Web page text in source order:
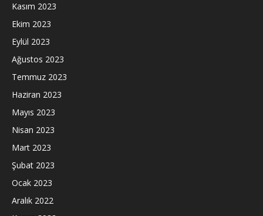
Kasım 2023
Ekim 2023
Eylül 2023
Ağustos 2023
Temmuz 2023
Haziran 2023
Mayıs 2023
Nisan 2023
Mart 2023
Şubat 2023
Ocak 2023
Aralık 2022